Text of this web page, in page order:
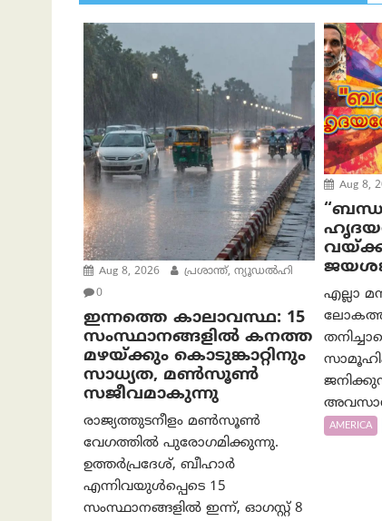
Aug 8, 2026
പ്രശാന്ത്, ന്യൂഡല്‍ഹി
0
ഇന്നത്തെ കാലാവസ്ഥ: 15
സംസ്ഥാനങ്ങളിൽ കനത്ത
മഴയ്ക്കും കൊടുങ്കാറ്റിനും
സാധ്യത, മൺസൂൺ
സജീവമാകുന്നു
രാജ്യത്തുടനീളം മൺസൂൺ
വേഗത്തിൽ പുരോഗമിക്കുന്നു.
ഉത്തർപ്രദേശ്, ബീഹാർ
എന്നിവയുൾപ്പെടെ 15
സംസ്ഥാനങ്ങളിൽ ഇന്ന്, ഓഗസ്റ്റ് 8
Aug 8,
എല്ലാ
AMERICA